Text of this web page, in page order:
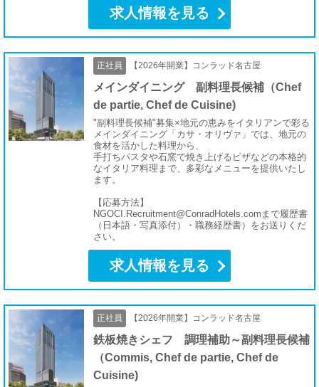
求人情報を見る
正社員 【2026年開業】コンラッド名古屋
メインダイニング 副料理長候補（Chef
de partie, Chef de Cuisine)
"副料理長候補"募集×地元の恵みをイタリアンで彩る
メインダイニング「カサ・オリヴァ」では、地元の
食材を活かした料理から、
手打ちパスタや石窯で焼き上げるピザなどの本格的
なイタリア料理まで、多彩なメニューを提供いたし
ます。
【応募方法】
NGOCI.Recruitment@ConradHotels.comまで履歴書
（日本語・写真添付）・職務経歴書）をお送りくだ
さい。
求人情報を見る
正社員 【2026年開業】コンラッド名古屋
鉄板焼きシェフ 調理補助～副料理長候補
（Commis, Chef de partie, Chef de
Cuisine)